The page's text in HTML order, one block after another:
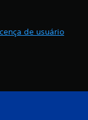
de usuário